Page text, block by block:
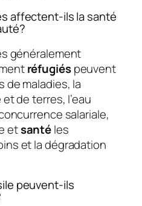
affectent-ils la santé
généralement
réfugiéspeuvent
de maladies, la
de terres, l’eau
salariale,
etsantéles
et la dégradation
peuvent-ils